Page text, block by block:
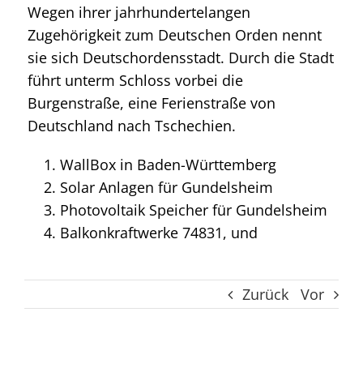
Wegen ihrer jahrhundertelangen
Zugehörigkeit zum Deutschen Orden nennt
sie sich Deutschordensstadt. Durch die Stadt
führt unterm Schloss vorbei die
Burgenstraße, eine Ferienstraße von
Deutschland nach Tschechien.
WallBox in Baden-Württemberg
Solar Anlagen für Gundelsheim
Photovoltaik Speicher für Gundelsheim
Balkonkraftwerke 74831, und
Zurück Vor